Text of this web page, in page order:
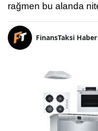
rağmen bu alanda
FinansTaksi